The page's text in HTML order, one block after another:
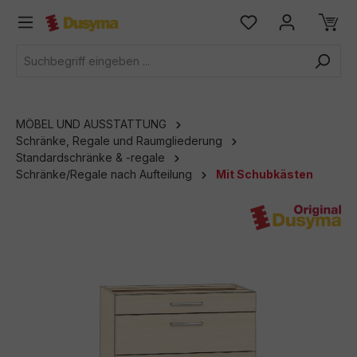
springen
MÖBEL UND AUSSTATTUNG
Schränke, Regale und Raumgliederung
Standardschränke & -regale
Schränke/Regale nach Aufteilung
Mit Schubkästen